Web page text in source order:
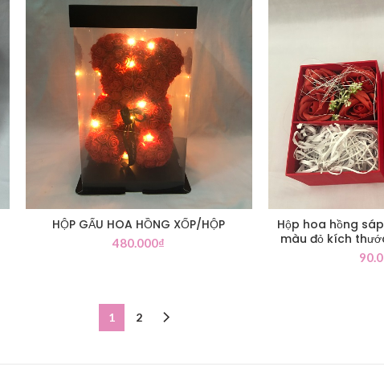
HỘP GẤU HOA HỒNG XỐP/HỘP
480.000₫
Hộp hoa hồng
màu đỏ kích
1 2